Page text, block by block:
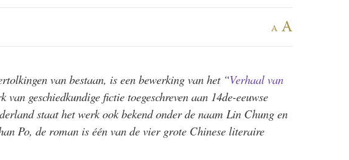
A A
van bestaan, is een bewerking van het “Verhaal van
van geschiedkundige fictie toegeschreven aan 14de-eeuwse
staat het werk ook bekend onder de naam Lin Chung en
Po, de roman is één van de vier grote Chinese literaire